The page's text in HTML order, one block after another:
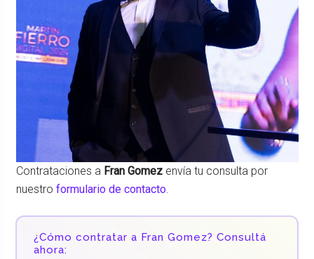
Contrataciones aFran Gomezenvía tu consulta por
nuestro formulario de contacto.
¿Cómo contratar a Fran Gomez? Consultá
ahora: